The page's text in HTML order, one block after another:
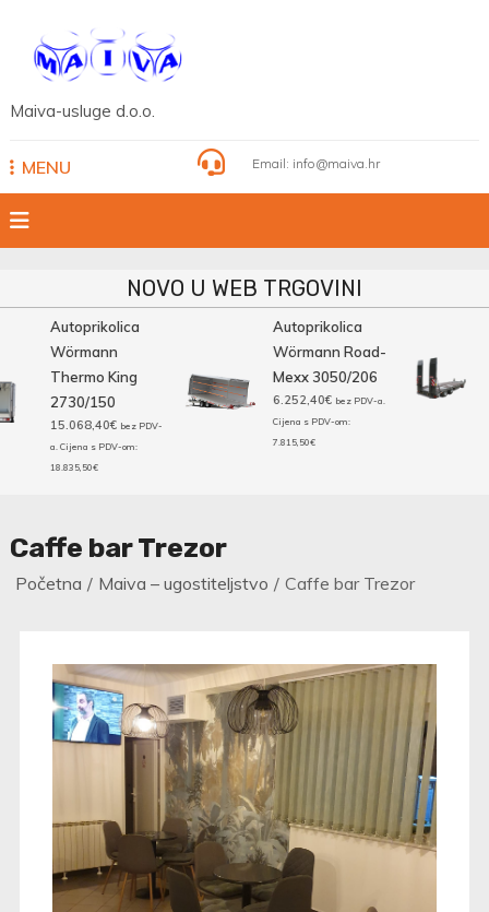
content
Maiva-usluge d.o.o.
MENU Email: info@maiva.hr
NOVO U WEB TRGOVINI
Autoprikolica
Wörmann
Thermo King
2730/150
15.068,40€ bez PDV-
a. Cijena s PDV-om:
18.835,50€
Autoprikolica
Wörmann Road-
Mexx 3050/206
6.252,40€ bez PDV-a.
Cijena s PDV-om:
7.815,50€
Caffe bar Trezor
Početna Maiva – ugostiteljstvo Caffe bar Trezor